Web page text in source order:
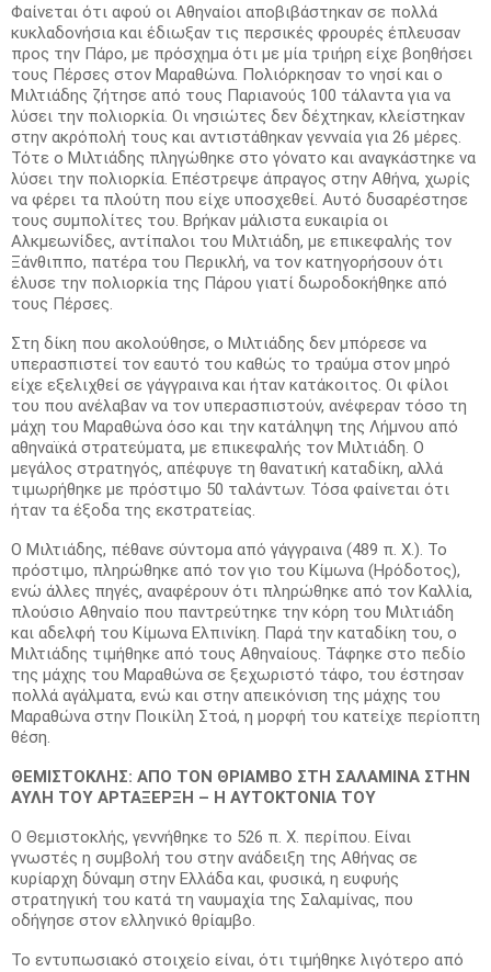
Φαίνεται ότι αφού οι Αθηναίοι αποβιβάστηκαν σε πολλά
κυκλαδονήσια και έδιωξαν τις περσικές φρουρές έπλευσαν
προς την Πάρο, με πρόσχημα ότι με μία τριήρη είχε βοηθήσει
τους Πέρσες στον Μαραθώνα. Πολιόρκησαν το νησί και ο
Μιλτιάδης ζήτησε από τους Παριανούς 100 τάλαντα για να
λύσει την πολιορκία. Οι νησιώτες δεν δέχτηκαν, κλείστηκαν
στην ακρόπολή τους και αντιστάθηκαν γενναία για 26 μέρες.
Τότε ο Μιλτιάδης πληγώθηκε στο γόνατο και αναγκάστηκε να
λύσει την πολιορκία. Επέστρεψε άπραγος στην Αθήνα, χωρίς
να φέρει τα πλούτη που είχε υποσχεθεί. Αυτό δυσαρέστησε
τους συμπολίτες του. Βρήκαν μάλιστα ευκαιρία οι
Αλκμεωνίδες, αντίπαλοι του Μιλτιάδη, με επικεφαλής τον
Ξάνθιππο, πατέρα του Περικλή, να τον κατηγορήσουν ότι
έλυσε την πολιορκία της Πάρου γιατί δωροδοκήθηκε από
τους Πέρσες.
Στη δίκη που ακολούθησε, ο Μιλτιάδης δεν μπόρεσε να
υπερασπιστεί τον εαυτό του καθώς το τραύμα στον μηρό
είχε εξελιχθεί σε γάγγραινα και ήταν κατάκοιτος. Οι φίλοι
του που ανέλαβαν να τον υπερασπιστούν, ανέφεραν τόσο τη
μάχη του Μαραθώνα όσο και την κατάληψη της Λήμνου από
αθηναϊκά στρατεύματα, με επικεφαλής τον Μιλτιάδη. Ο
μεγάλος στρατηγός, απέφυγε τη θανατική καταδίκη, αλλά
τιμωρήθηκε με πρόστιμο 50 ταλάντων. Τόσα φαίνεται ότι
ήταν τα έξοδα της εκστρατείας.
Ο Μιλτιάδης, πέθανε σύντομα από γάγγραινα (489 π. Χ.). Το
πρόστιμο, πληρώθηκε από τον γιο του Κίμωνα (Ηρόδοτος),
ενώ άλλες πηγές, αναφέρουν ότι πληρώθηκε από τον Καλλία,
πλούσιο Αθηναίο που παντρεύτηκε την κόρη του Μιλτιάδη
και αδελφή του Κίμωνα Ελπινίκη. Παρά την καταδίκη του, ο
Μιλτιάδης τιμήθηκε από τους Αθηναίους. Τάφηκε στο πεδίο
της μάχης του Μαραθώνα σε ξεχωριστό τάφο, του έστησαν
πολλά αγάλματα, ενώ και στην απεικόνιση της μάχης του
Μαραθώνα στην Ποικίλη Στοά, η μορφή του κατείχε περίοπτη
θέση.
ΘΕΜΙΣΤΟΚΛΗΣ: ΑΠΟ ΤΟΝ ΘΡΙΑΜΒΟ ΣΤΗ ΣΑΛΑΜΙΝΑ ΣΤΗΝ
ΑΥΛΗ ΤΟΥ ΑΡΤΑΞΕΡΞΗ – Η ΑΥΤΟΚΤΟΝΙΑ ΤΟΥ
Ο Θεμιστοκλής, γεννήθηκε το 526 π. Χ. περίπου. Είναι
γνωστές η συμβολή του στην ανάδειξη της Αθήνας σε
κυρίαρχη δύναμη στην Ελλάδα και, φυσικά, η ευφυής
στρατηγική του κατά τη ναυμαχία της Σαλαμίνας, που
οδήγησε στον ελληνικό θρίαμβο.
Το εντυπωσιακό στοιχείο είναι, ότι τιμήθηκε λιγότερο από